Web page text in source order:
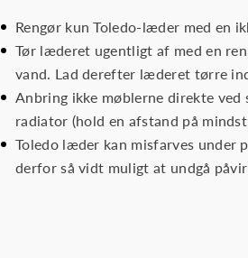
Rengør kun Toledo-læder med en
Tør læderet ugentligt af med en
vand. Lad derefter læderet tørre
Anbring ikke møblerne direkte ved
radiator (hold en afstand på
Toledo læder kan misfarves under
derfor så vidt muligt at undgå